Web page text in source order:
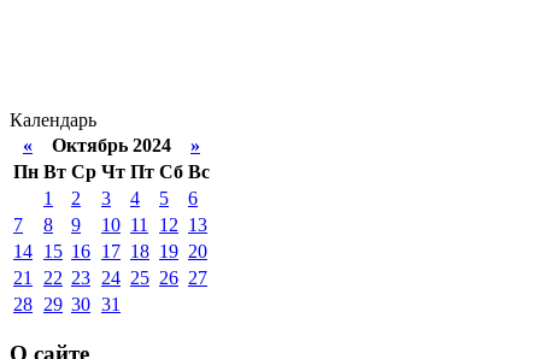
Календарь
« Октябрь 2024 »
Пн Вт Ср Чт Пт Сб Вс
1
2 3 4 5
6
7
8 9 10 11 12 13
14 15 16 17 18 19 20
21
22 23 24 25 26 27
28 29 30 31